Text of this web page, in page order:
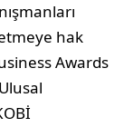
hak
Awards